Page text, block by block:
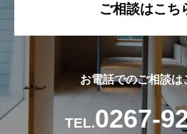
ご相談はこち
お電話でのご相談は
TEL.0267-